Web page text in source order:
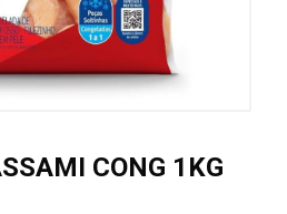
CONG 1KG